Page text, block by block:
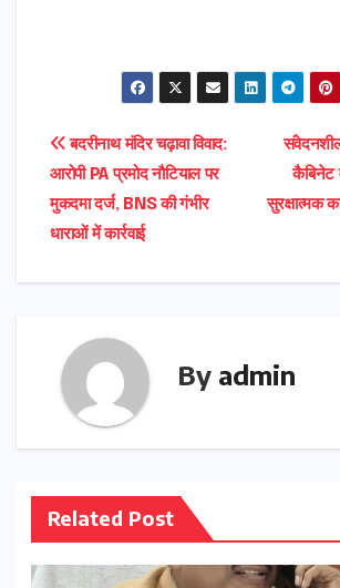
Post
navigation
संवेदनशील
कैबिनेट
सुरक्षात्मक
बदरीनाथ मंदिर चढ़ावा विवाद:
आरोपी PA प्रमोद नौटियाल पर
मुकदमा दर्ज, BNS की गंभीर
धाराओं में कार्रवाई
By admin
Related Post